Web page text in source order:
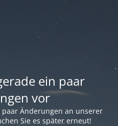
ein paar
vor
Änderungen an unserer
Sie es später erneut!